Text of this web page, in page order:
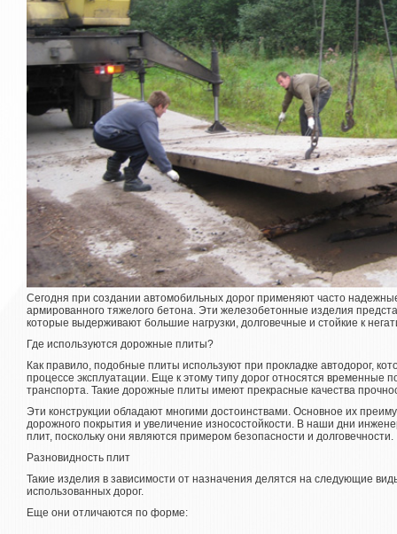
Сегодня при создании автомобильных дорог применяют часто
армированного тяжелого бетона. Эти железобетонные изделия
которые выдерживают большие нагрузки, долговечные и стойкие к
Где используются дорожные плиты?
Как правило, подобные плиты используют при прокладке автодорог,
процессе эксплуатации. Еще к этому типу дорог относятся временные
транспорта. Такие дорожные плиты имеют прекрасные качества
Эти конструкции обладают многими достоинствами. Основное их
дорожного покрытия и увеличение износостойкости. В наши дни
плит, поскольку они являются примером безопасности и долговечности.
Разновидность плит
Такие изделия в зависимости от назначения делятся на следующие
использованных дорог.
Еще они отличаются по форме: